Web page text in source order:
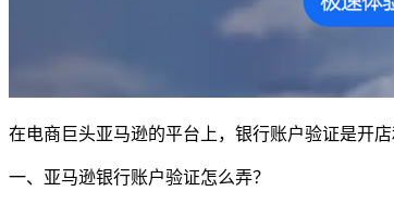
在电商巨头亚马逊的平台上，银行账户验证是开
一、亚马逊银行账户验证怎么弄？